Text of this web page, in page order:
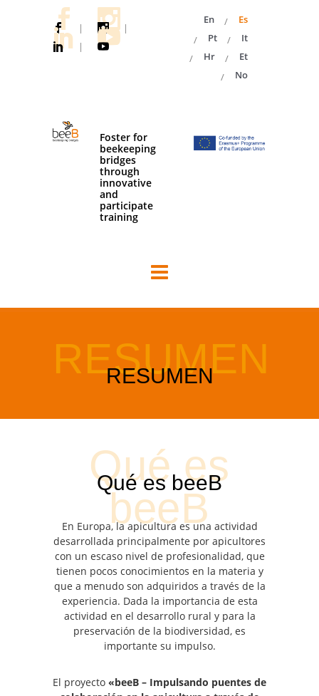
|
|
|
En
Es
Pt
It
Hr
Et
No
Foster for
beekeeping
bridges
through
innovative
and
participate
training
En Europa, la apicultura es una actividad
desarrollada principalmente por apicultores
con un escaso nivel de profesionalidad, que
tienen pocos conocimientos en la materia y
que a menudo son adquiridos a través de la
experiencia. Dada la importancia de esta
actividad en el desarrollo rural y para la
preservación de la biodiversidad, es
importante su impulso.
El proyecto «beeB – Impulsando puentes de